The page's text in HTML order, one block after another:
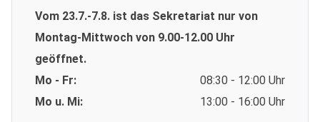
Vom 23.7.-7.8. ist das Sekretariat nur von
Montag-Mittwoch von 9.00-12.00 Uhr
geöffnet.
Mo - Fr:
08:30 - 12:00 Uhr
Mo u. Mi:
13:00 - 16:00 Uhr